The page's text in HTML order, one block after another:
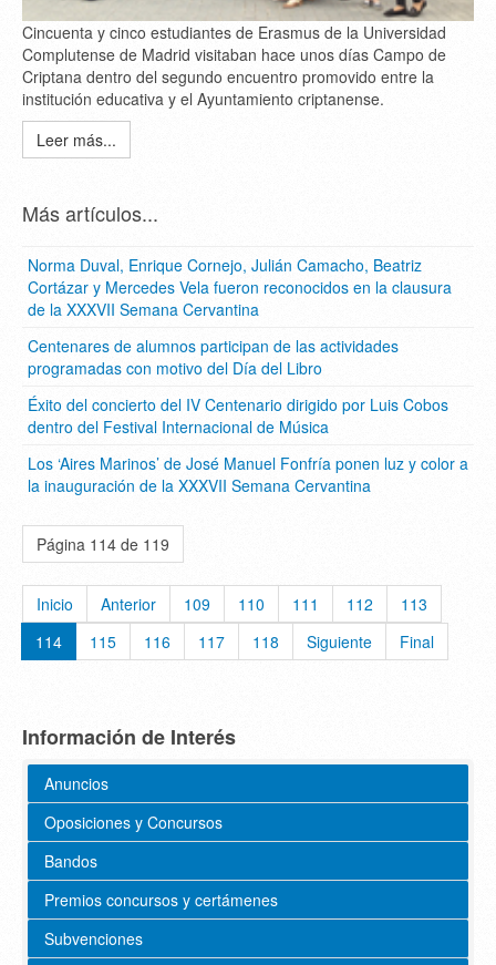
Cincuenta y cinco estudiantes de Erasmus de la Universidad
Complutense de Madrid visitaban hace unos días Campo de
Criptana dentro del segundo encuentro promovido entre la
institución educativa y el Ayuntamiento criptanense.
Leer más...
Más artículos...
Norma Duval, Enrique Cornejo, Julián Camacho, Beatriz
Cortázar y Mercedes Vela fueron reconocidos en la clausura
de la XXXVII Semana Cervantina
Centenares de alumnos participan de las actividades
programadas con motivo del Día del Libro
Éxito del concierto del IV Centenario dirigido por Luis Cobos
dentro del Festival Internacional de Música
Los ‘Aires Marinos’ de José Manuel Fonfría ponen luz y color a
la inauguración de la XXXVII Semana Cervantina
Página 114 de 119
Inicio Anterior 109 110 111 112
113
114
115 116 117 118 Siguiente Final
Información de Interés
Anuncios
Oposiciones y Concursos
Bandos
Premios concursos y certámenes
Subvenciones